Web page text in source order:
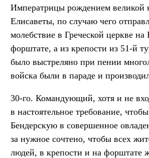
Императрицы рождением великой
Елисаветы, по случаю чего
молебствие в Греческой церкве на
форштате, а из крепости из 51-й
было выстреляно при пении
войска были в параде и
30-го. Командующий, хотя и не
в настоятельное требование,
Бендерскую в совершенное
за нужное сочтено, чтобы всех
людей, в крепости и на форштате